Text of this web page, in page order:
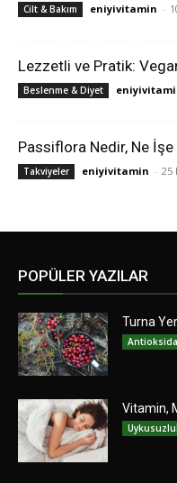
Cilt & Bakım eniyivitamin -
Lezzetli ve Pratik:
Beslenme & Diyet
Passiflora Nedir, Ne İşe
Takviyeler eniyivitamin - 25
POPÜLER YAZILAR
Turna
Vitamin,